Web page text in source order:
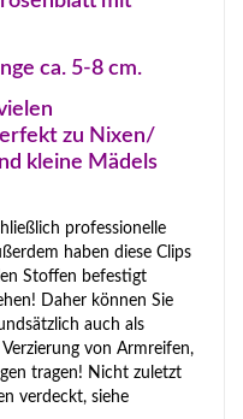
ca. 5-8 cm.
zu Nixen/
kleine Mädels
professionelle
haben diese Clips
Stoffen befestigt
Daher können Sie
auch als
von Armreifen,
tragen! Nicht zuletzt
verdeckt, siehe